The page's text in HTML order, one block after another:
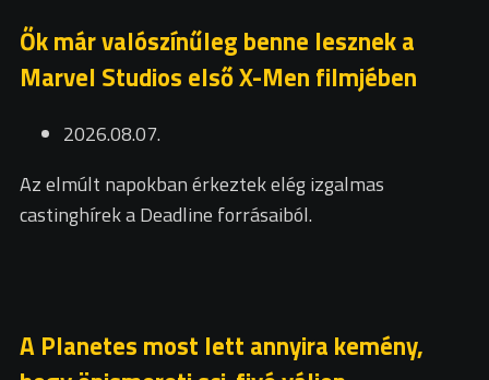
Ők már valószínűleg benne lesznek a
Marvel Studios első X-Men filmjében
2026.08.07.
Az elmúlt napokban érkeztek elég izgalmas
castinghírek a Deadline forrásaiból.
A Planetes most lett annyira kemény,